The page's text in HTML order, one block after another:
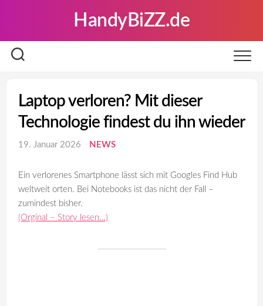
HandyBiZZ.de
Laptop verloren? Mit dieser
Technologie findest du ihn wieder
19. Januar 2026 NEWS
Ein verlorenes Smartphone lässt sich mit Googles Find Hub
weltweit orten. Bei Notebooks ist das nicht der Fall –
zumindest bisher.
(Orginal – Story lesen…)